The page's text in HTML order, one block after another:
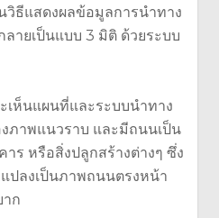
วิธีแสดงผลข้อมูลการนำทาง
ายเป็นแบบ 3 มิติ ด้วยระบบ
เห็นแผนที่และระบบนำทาง
ภาพแนวราบ และมีถนนเป็น
าร หรือสิ่งปลูกสร้างต่างๆ ซึ่ง
ปลงเป็นภาพถนนตรงหน้า
าก